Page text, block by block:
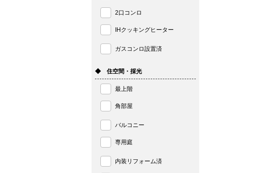
2口コンロ
IHクッキングヒーター
ガスコンロ設置済
◆ 住空間・採光
最上階
角部屋
バルコニー
専用庭
内装リフォーム済